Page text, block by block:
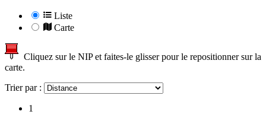
Liste
Carte
Cliquez sur le NIP et faites-le glisser pour le repositionner sur la
carte.
Trier par :
1